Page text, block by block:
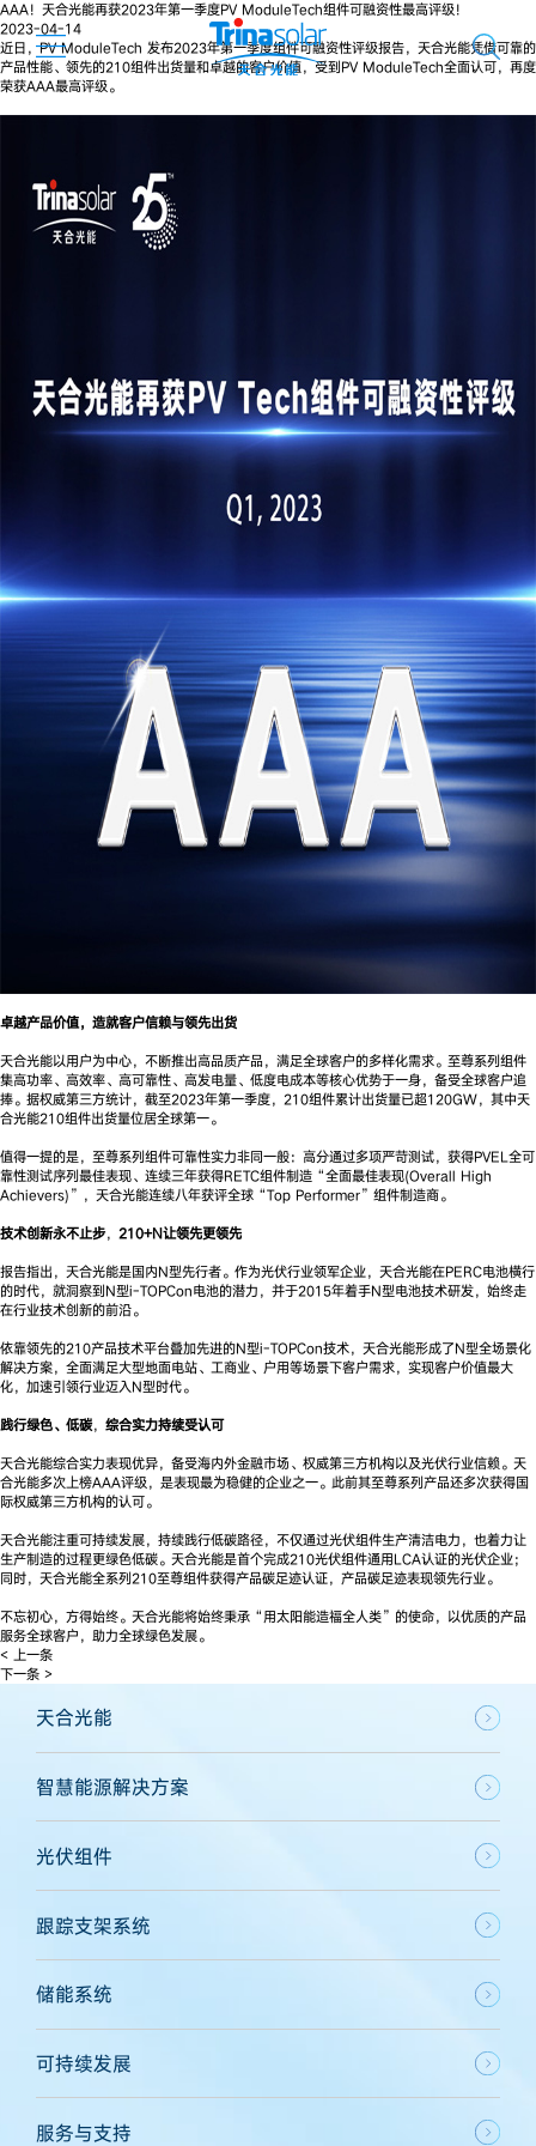
AAA！天合光能再获2023年第一季度PV ModuleTech组件可融资性最高评级！
2023-04-14
近日，PV ModuleTech 发布2023年第一季度组件可融资性评级报告，天合光能凭借可靠的
产品性能、领先的210组件出货量和卓越的客户价值，受到PV ModuleTech全面认可，再度
荣获AAA最高评级。
卓越产品价值， 造就客户信赖与领先出货
天合光能以用户为中心，不断推出高品质产品，满足全球客户的多样化需求。至尊系列组件
集高功率、高效率、高可靠性、高发电量、低度电成本等核心优势于一身，备受全球客户追
捧。据权威第三方统计，截至2023年第一季度，210组件累计出货量已超120GW，其中天
合光能210组件出货量位居全球第一。
值得一提的是，至尊系列组件可靠性实力非同一般：高分通过多项严苛测试，获得PVEL全可
靠性测试序列最佳表现、连续三年获得RETC组件制造“全面最佳表现(Overall High
Achievers)”，天合光能连续八年获评全球“Top Performer”组件制造商。
技术创新永不止步， 210+N让领先更领先
报告指出，天合光能是国内N型先行者。作为光伏行业领军企业，天合光能在PERC电池横行
的时代，就洞察到N型i-TOPCon电池的潜力，并于2015年着手N型电池技术研发，始终走
在行业技术创新的前沿。
依靠领先的210产品技术平台叠加先进的N型i-TOPCon技术，天合光能形成了N型全场景化
解决方案，全面满足大型地面电站、工商业、户用等场景下客户需求，实现客户价值最大
化，加速引领行业迈入N型时代。
践行绿色、低碳， 综合实力持续受认可
天合光能综合实力表现优异，备受海内外金融市场、权威第三方机构以及光伏行业信赖。天
合光能多次上榜AAA评级，是表现最为稳健的企业之一。此前其至尊系列产品还多次获得国
际权威第三方机构的认可。
天合光能注重可持续发展，持续践行低碳路径，不仅通过光伏组件生产清洁电力，也着力让
生产制造的过程更绿色低碳。天合光能是首个完成210光伏组件通用LCA认证的光伏企业；
同时，天合光能全系列210至尊组件获得产品碳足迹认证，产品碳足迹表现领先行业。
不忘初心，方得始终。天合光能将始终秉承“用太阳能造福全人类”的使命，以优质的产品
服务全球客户，助力全球绿色发展。
< 上一条
下一条 >
天合光能
智慧能源解决方案
光伏组件
跟踪支架系统
储能系统
可持续发展
服务与支持